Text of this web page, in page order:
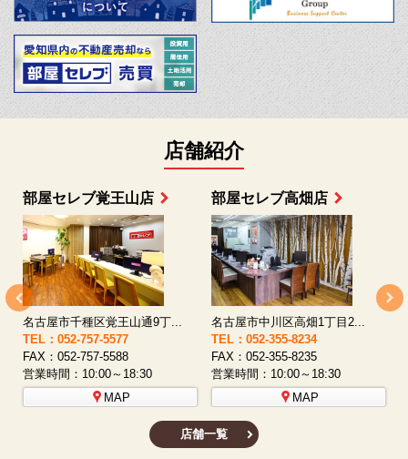
店舗紹介
部屋セレブ上小田井店
名古屋市西区八筋町277 ...
TEL：052-508-5933
FAX：052-508-5930
営業時間：10:00～18:30
MAP
部屋セレブ中村店
名古屋市中村区太閤通9-1...
TEL：052-481-0853
FAX：052-481-3587
営業時間：10:00～18:30
MAP
店舗一覧